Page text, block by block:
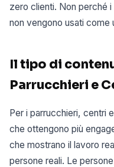
zero clienti. Non perché
non vengono usati come
Il tipo di
Parrucchieri e
Per i parrucchieri, centri
che ottengono più
che mostrano il lavoro
persone reali. Le